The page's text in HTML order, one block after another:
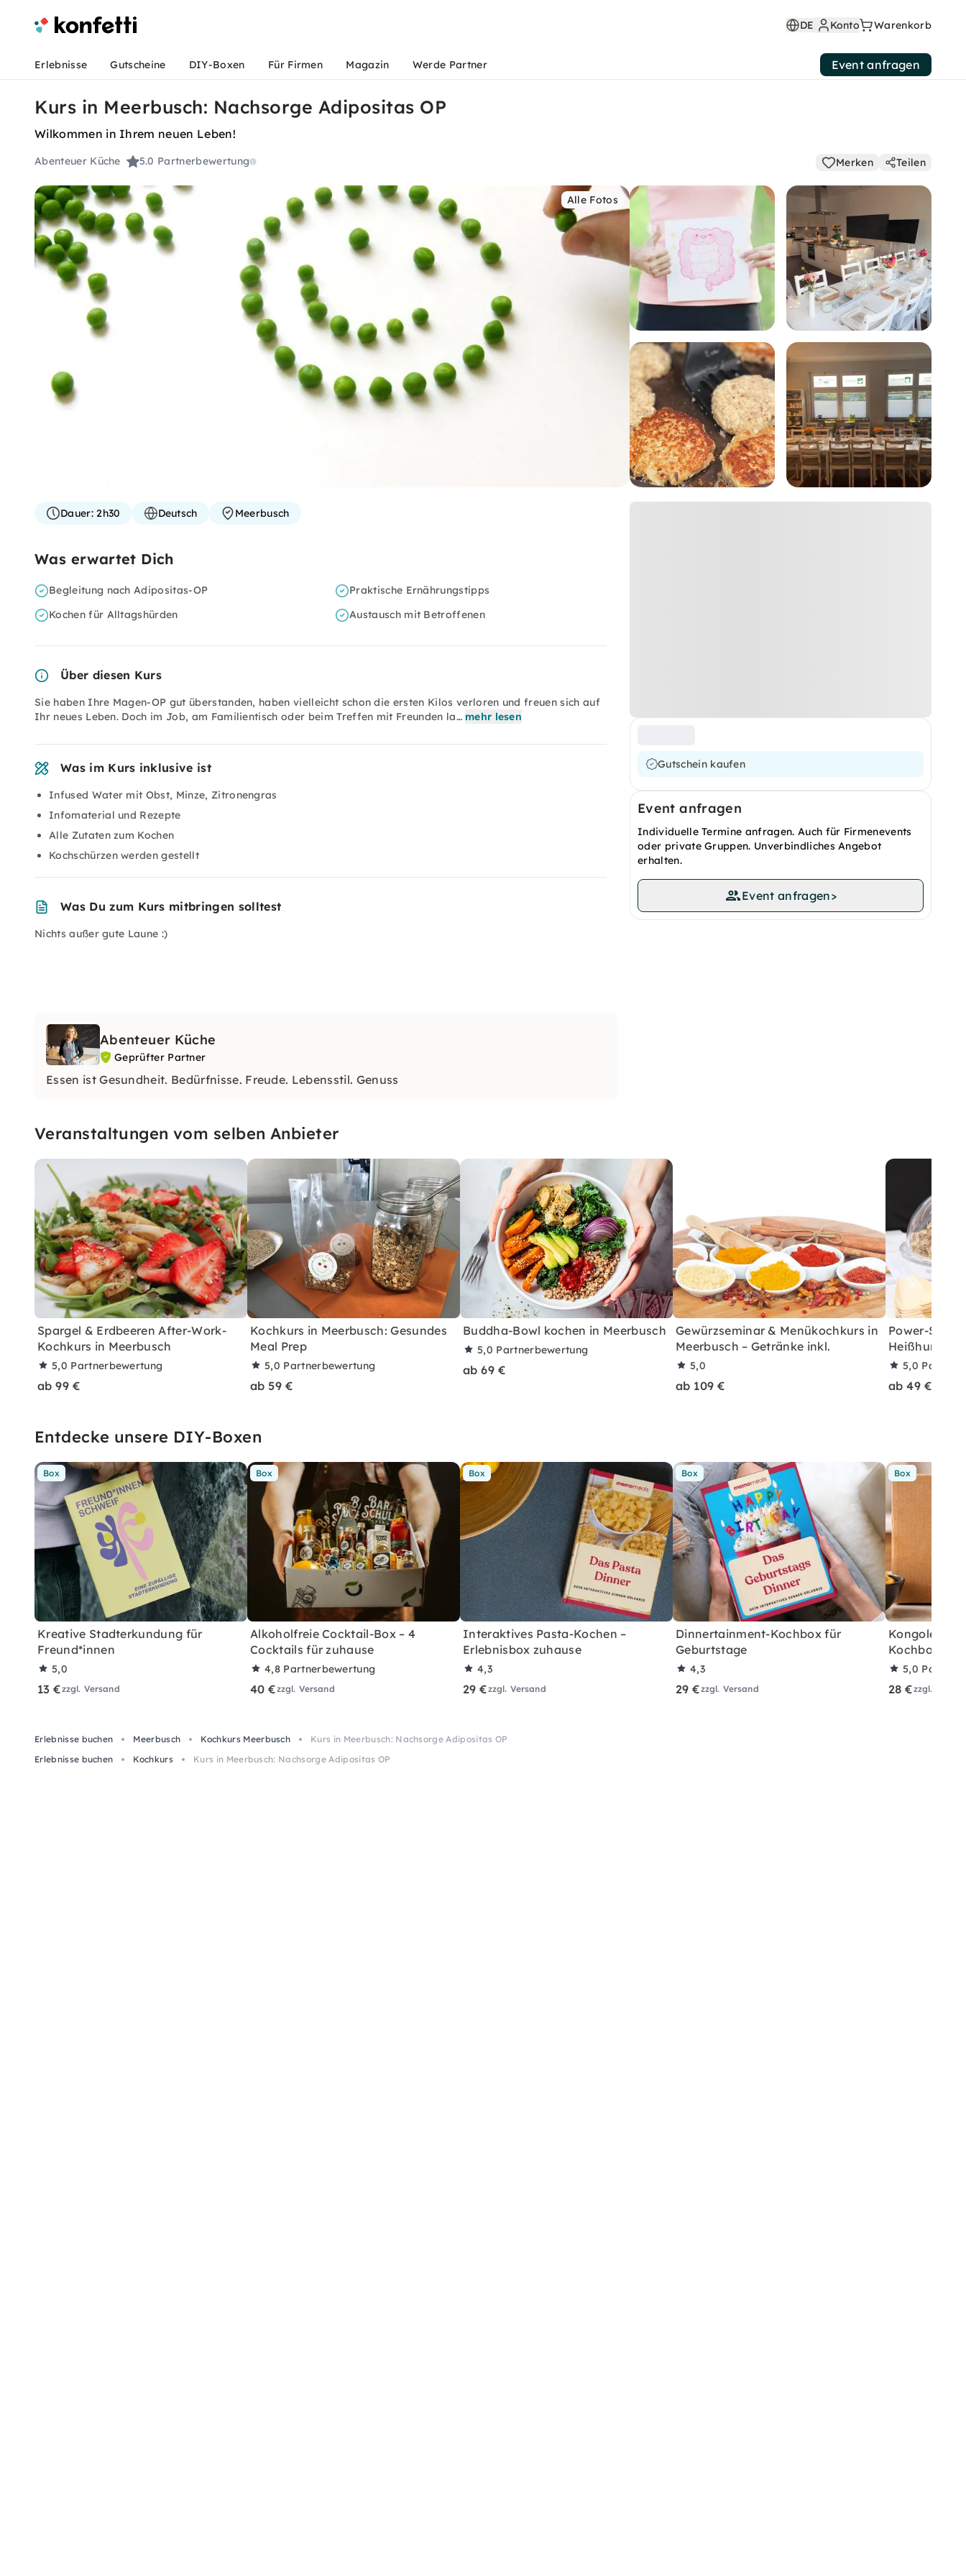
DE Konto Warenkorb
Erlebnisse Gutscheine DIY-Boxen Für Firmen Magazin Werde Partner Event anfragen
Kurs in Meerbusch: Nachsorge Adipositas OP
Wilkommen in Ihrem neuen Leben!
Abenteuer Küche 5.0 Partnerbewertung Merken Teilen
Alle Fotos
Gutschein kaufen
Event anfragen
Individuelle Termine anfragen. Auch für Firmenevents
oder private Gruppen. Unverbindliches Angebot
erhalten.
Event anfragen>
Dauer:2h30 Deutsch Meerbusch
Was erwartet Dich
Begleitung nach Adipositas-OP
Praktische Ernährungstipps
Kochen für Alltagshürden
Austausch mit Betroffenen
Über diesen Kurs
Sie haben Ihre Magen-OP gut überstanden, haben vielleicht schon die ersten Kilos verloren und freuen sich auf
Ihr neues Leben. Doch im Job, am Familientisch oder beim Treffen mit Freunden la… mehr lesen
Was im Kurs inklusive ist
Infused Water mit Obst, Minze, Zitronengras
Infomaterial und Rezepte
Alle Zutaten zum Kochen
Kochschürzen werden gestellt
Was Du zum Kurs mitbringen solltest
Nichts außer gute Laune :)
Abenteuer Küche
Geprüfter Partner
Essen ist Gesundheit. Bedürfnisse. Freude. Lebensstil. Genuss
Veranstaltungen vom selben Anbieter
Spargel & Erdbeeren After-Work-
Kochkurs in Meerbusch
5,0 Partnerbewertung
ab 99 €
Kochkurs in Meerbusch: Gesundes
Meal Prep
5,0 Partnerbewertung
ab 59 €
Buddha-Bowl kochen in Meerbusch
5,0 Partnerbewertung
ab 69 €
Gewürzseminar & Menükochkurs in
Meerbusch – Getränke inkl.
5,0
ab 109 €
Power-
Heißhunger
5,0
ab 49 €
Entdecke unsere DIY-Boxen
Box
Kreative Stadterkundung für
Freund*innen
5,0
13 €zzgl. Versand
Box
Alkoholfreie Cocktail-Box – 4
Cocktails für zuhause
4,8 Partnerbewertung
40 €zzgl. Versand
Box
Interaktives Pasta-Kochen –
Erlebnisbox zuhause
4,3
29 €zzgl. Versand
Box
Dinnertainment-Kochbox für
Geburtstage
4,3
29 €zzgl. Versand
Box
Kochbox für
5,0
28 €zzgl.
Erlebnisse buchen Meerbusch Kochkurs Meerbusch
Kurs in Meerbusch: Nachsorge Adipositas OP
Erlebnisse buchen
Kochkurs Kurs in Meerbusch: Nachsorge Adipositas OP